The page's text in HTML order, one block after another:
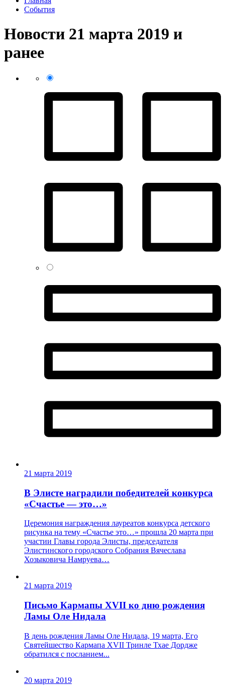
События
Новости 21 марта 2019 и
ранее
21 марта 2019
В Элисте наградили победителей конкурса
«Счастье — это…»
Церемония награждения лауреатов конкурса детского
рисунка на тему «Счастье это…» прошла 20 марта при
участии Главы города Элисты, председателя
Элистинского городского Собрания Вячеслава
Хозыковича Намруева…
21 марта 2019
Письмо Кармапы XVII ко дню рождения
Ламы Оле Нидала
В день рождения Ламы Оле Нидала, 19 марта, Его
Святейшество Кармапа ХVII Тринле Тхае Дордже
обратился с посланием...
20 марта 2019